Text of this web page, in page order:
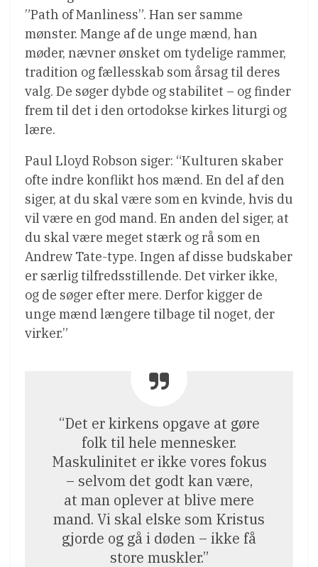
”Path of Manliness”. Han ser samme
mønster. Mange af de unge mænd, han
møder, nævner ønsket om tydelige rammer,
tradition og fællesskab som årsag til deres
valg. De søger dybde og stabilitet – og finder
frem til det i den ortodokse kirkes liturgi og
lære.
Paul Lloyd Robson siger: “Kulturen skaber
ofte indre konflikt hos mænd. En del af den
siger, at du skal være som en kvinde, hvis du
vil være en god mand. En anden del siger, at
du skal være meget stærk og rå som en
Andrew Tate-type. Ingen af disse budskaber
er særlig tilfredsstillende. Det virker ikke,
og de søger efter mere. Derfor kigger de
unge mænd længere tilbage til noget, der
virker.”
“Det er kirkens opgave at gøre
folk til hele mennesker.
Maskulinitet er ikke vores fokus
– selvom det godt kan være,
at man oplever at blive mere
mand. Vi skal elske som Kristus
gjorde og gå i døden – ikke få
store muskler.”